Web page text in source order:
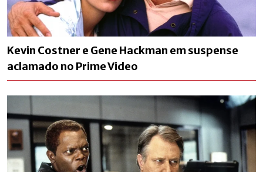
Kevin Costner e Gene Hackman em suspense
aclamado no Prime Video